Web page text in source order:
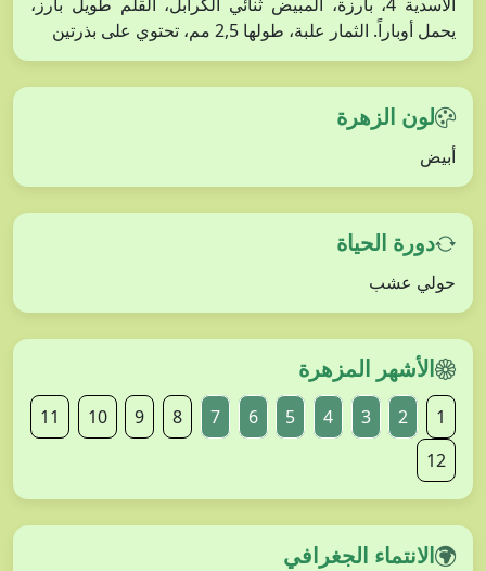
يحمل أوباراً. الثمار علبة، طولها 2,5 مم، تحتوي على بذرتين
لون الزهرة
أبيض
دورة الحياة
حولي عشب
الأشهر المزهرة
1
2
3
4
5
6
7
8
9
10
11
12
الانتماء الجغرافي